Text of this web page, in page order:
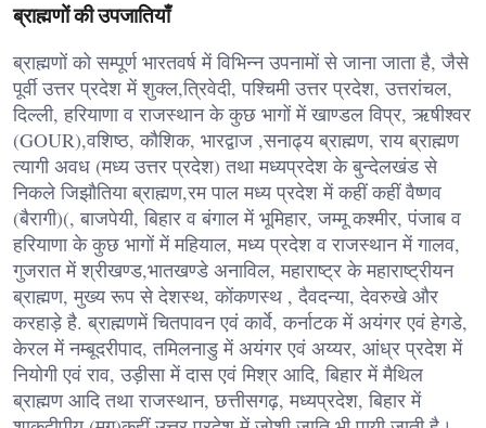
ब्राह्मणों की उपजातियाँ
ब्राह्मणों को सम्पूर्ण भारतवर्ष में विभिन्न उपनामों से जाना जाता है, जैसे
पूर्वी उत्तर प्रदेश में शुक्ल,त्रिवेदी, पश्चिमी उत्तर प्रदेश, उत्तरांचल,
दिल्ली, हरियाणा व राजस्थान के कुछ भागों में खाण्डल विप्र, ऋषीश्वर
(GOUR),वशिष्ठ, कौशिक, भारद्वाज ,सनाढ्य ब्राह्मण, राय ब्राह्मण
त्यागी अवध (मध्य उत्तर प्रदेश) तथा मध्यप्रदेश के बुन्देलखंड से
निकले जिझौतिया ब्राह्मण,रम पाल मध्य प्रदेश में कहीं कहीं वैष्णव
(बैरागी)(, बाजपेयी, बिहार व बंगाल में भूमिहार, जम्मू कश्मीर, पंजाब व
हरियाणा के कुछ भागों में महियाल, मध्य प्रदेश व राजस्थान में गालव,
गुजरात में श्रीखण्ड,भातखण्डे अनाविल, महाराष्ट्र के महाराष्ट्रीयन
ब्राह्मण, मुख्य रूप से देशस्थ, कोंकणस्थ , दैवदन्या, देवरुखे और
करहाड़े है. ब्राह्मणमें चितपावन एवं कार्वे, कर्नाटक में अयंगर एवं हेगडे,
केरल में नम्बूदरीपाद, तमिलनाडु में अयंगर एवं अय्यर, आंध्र प्रदेश में
नियोगी एवं राव, उड़ीसा में दास एवं मिश्र आदि, बिहार में मैथिल
ब्राह्मण आदि तथा राजस्थान, छत्तीसगढ़, मध्यप्रदेश, बिहार में